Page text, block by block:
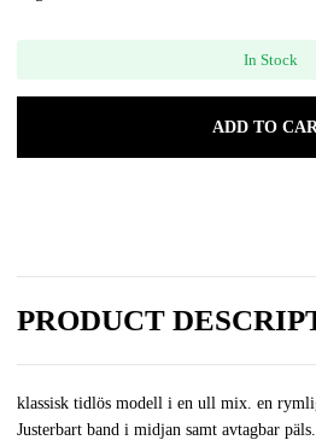
In Stock
ADD TO
PRODUCT
klassisk tidlös modell i en ull mix. en
Justerbart band i midjan samt avtagbar